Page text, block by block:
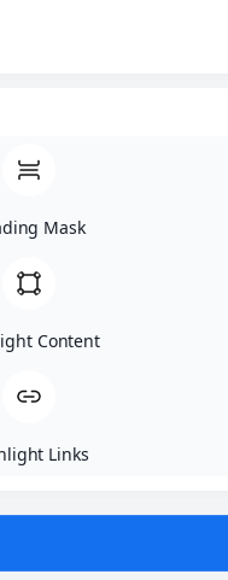
O objetivo é garantir que
os treinos, uma
nutricional adequado
Outro fator essencial
apenas para reforçar
dietas restritivas e
alimentares podem
Entre os principais
estão: Melhora do
lesões e fortalecimento
composição corporal; e
Para Rafael a medida
própria individualidade
percepção da relação da
Mask
Content
Links